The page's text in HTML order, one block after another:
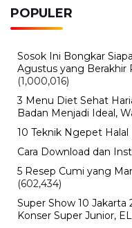
POPULER
Sosok Ini Bongkar
Agustus yang Berakhir
(1,000,016)
3 Menu Diet Sehat
Badan Menjadi Ideal,
10 Teknik Ngepet Halal
Cara Download dan
5 Resep Cumi yang
(602,434)
Super Show 10 Jakarta
Konser Super Junior,